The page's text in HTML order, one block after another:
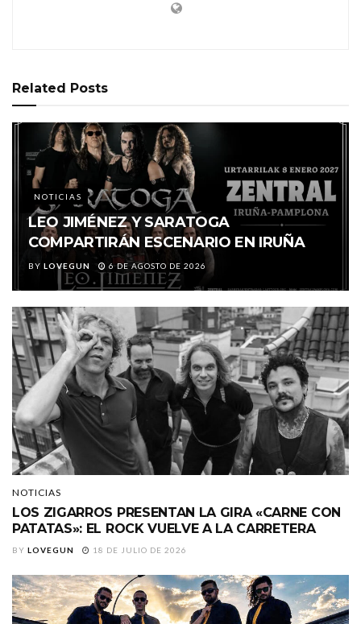
Related Posts
NOTICIAS
LEO JIMÉNEZ Y SARATOGA
COMPARTIRÁN ESCENARIO EN IRUÑA
BY LOVEGUN 6 DE AGOSTO DE 2026
NOTICIAS
LOS ZIGARROS PRESENTAN LA GIRA «CARNE CON
PATATAS»: EL ROCK VUELVE A LA CARRETERA
BY LOVEGUN 18 DE JULIO DE 2026